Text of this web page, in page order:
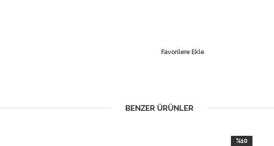
Favorilere Ekle
BENZER ÜRÜNLER
%10